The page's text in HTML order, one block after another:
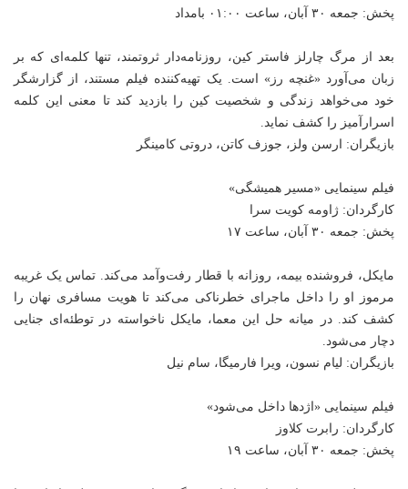
پخش: جمعه ۳۰ آبان، ساعت ۰۱:۰۰ بامداد
بعد از مرگ چارلز فاستر کین، روزنامه‌دار ثروتمند، تنها کلمه‌ای که بر
زبان می‌آورد «غنچه رز» است. یک تهیه‌کننده فیلم مستند، از گزارشگر
خود می‌خواهد زندگی و شخصیت کین را بازدید کند تا معنی این کلمه
اسرارآمیز را کشف نماید.
بازیگران: ارسن ولز، جوزف کاتن، دروتی کامینگر
فیلم سینمایی «مسیر همیشگی»
کارگردان: ژاومه کویت سرا
پخش: جمعه ۳۰ آبان، ساعت ۱۷
مایکل، فروشنده بیمه، روزانه با قطار رفت‌وآمد می‌کند. تماس یک غریبه
مرموز او را داخل ماجرای خطرناکی می‌کند تا هویت مسافری نهان را
کشف کند. در میانه حل این معما، مایکل ناخواسته در توطئه‌ای جنایی
دچار می‌شود.
بازیگران: لیام نسون، ویرا فارمیگا، سام نیل
فیلم سینمایی «اژدها داخل می‌شود»
کارگردان: رابرت کلاوز
پخش: جمعه ۳۰ آبان، ساعت ۱۹